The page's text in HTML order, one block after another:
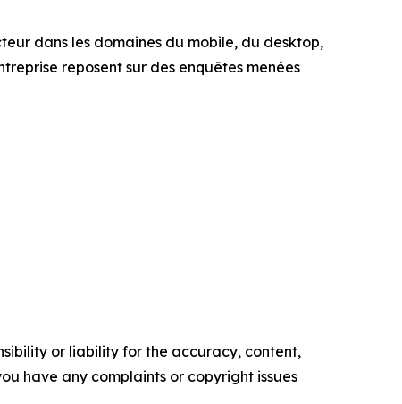
dans les domaines du mobile, du desktop,
reposent sur des enquêtes menées
or liability for the accuracy, content,
have any complaints or copyright issues